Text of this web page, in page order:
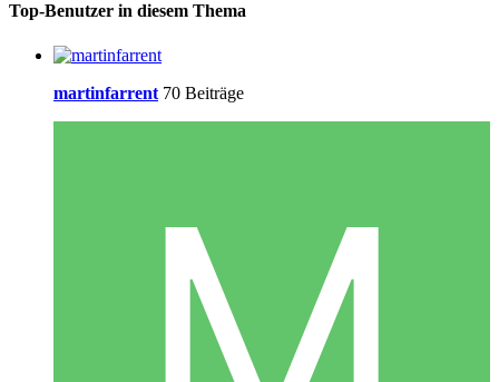
Top-Benutzer in diesem Thema
martinfarrent 70 Beiträge